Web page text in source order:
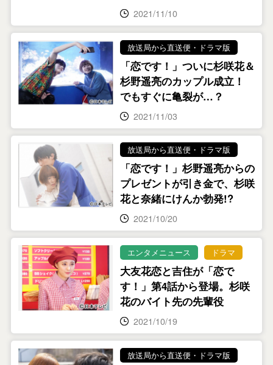
2021/11/10
放送局から直送便・ドラマ版
「恋です！」ついに杉咲花＆
杉野遥亮のカップル成立！
でもすぐに亀裂が…？
2021/11/03
放送局から直送便・ドラマ版
「恋です！」杉野遥亮からの
プレゼントが引き金で、杉咲
花と奈緒にけんか勃発!?
2021/10/20
エンタメニュース ドラマ
大友花恋と吉住が「恋で
す！」第4話から登場。杉咲
花のバイト先の先輩役
2021/10/19
放送局から直送便・ドラマ版